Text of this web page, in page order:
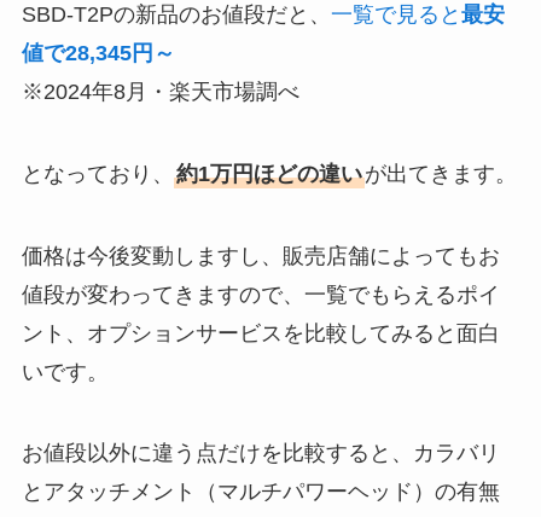
SBD-T2Pの新品のお値段だと、 一覧で見ると 最安
値で28,345円～
※2024年8月・楽天市場調べ
となっており、 約1万円ほどの違いが出てきます。
価格は今後変動しますし、販売店舗によってもお
値段が変わってきますので、一覧でもらえるポイ
ント、オプションサービスを比較してみると面白
いです。
お値段以外に違う点だけを比較すると、カラバリ
とアタッチメント（マルチパワーヘッド）の有無